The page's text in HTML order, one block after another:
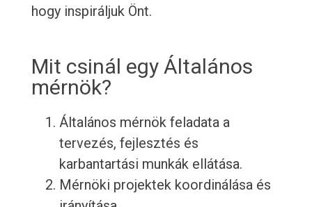
hogy inspiráljuk Önt.
Mit csinál egy Általános
mérnök?
Általános mérnök feladata a
tervezés, fejlesztés és
karbantartási munkák ellátása.
Mérnöki projektek koordinálása és